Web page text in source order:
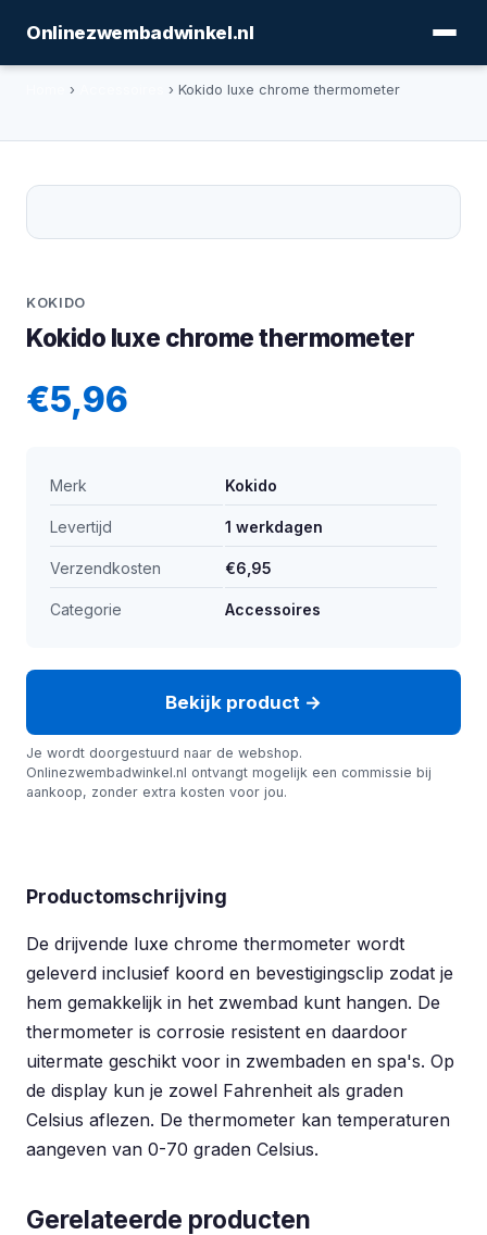
Onlinezwembadwinkel.nl
› › Kokido luxe chrome thermometer
KOKIDO
Kokido luxe chrome thermometer
€5,96
Merk Kokido
Levertijd 1 werkdagen
Verzendkosten €6,95
Categorie Accessoires
Bekijk product →
Je wordt doorgestuurd naar de webshop.
Onlinezwembadwinkel.nl ontvangt mogelijk een commissie bij
aankoop, zonder extra kosten voor jou.
Productomschrijving
De drijvende luxe chrome thermometer wordt
geleverd inclusief koord en bevestigingsclip zodat je
hem gemakkelijk in het zwembad kunt hangen. De
thermometer is corrosie resistent en daardoor
uitermate geschikt voor in zwembaden en spa's. Op
de display kun je zowel Fahrenheit als graden
Celsius aflezen. De thermometer kan temperaturen
aangeven van 0-70 graden Celsius.
Gerelateerde producten